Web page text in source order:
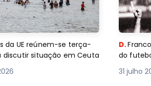
da UE reúnem-se terça-
discutir situação em Ceuta
D.
do
31 julho